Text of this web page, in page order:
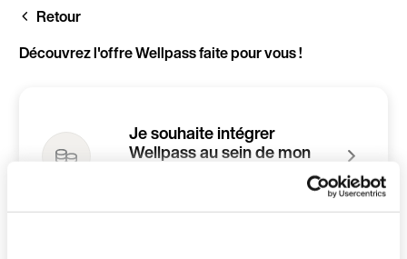
Aller
principal
Retour
Découvrez l'offre Wellpass faite pour vous !
Je souhaite intégrer
Wellpass au sein de mon